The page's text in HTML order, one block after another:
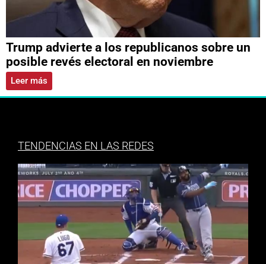
Trump advierte a los republicanos sobre un
posible revés electoral en noviembre
Leer más
TENDENCIAS EN LAS REDES